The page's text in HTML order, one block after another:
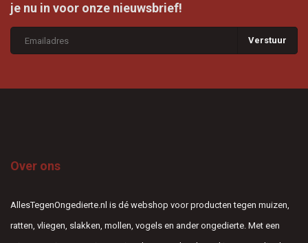
je nu in voor onze nieuwsbrief!
Verstuur
Over ons
AllesTegenOngedierte.nl is dé webshop voor producten tegen muizen,
ratten, vliegen, slakken, mollen, vogels en ander ongedierte. Met een